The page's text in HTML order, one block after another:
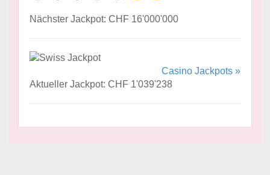
Nächster Jackpot: CHF 16'000'000
Casino Jackpots »
Aktueller Jackpot: CHF 1'039'238